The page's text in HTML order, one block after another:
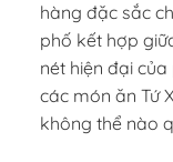
hàng đặc sắc
phố kết hợp
nét hiện đại
các món ăn Tứ
không thể nào